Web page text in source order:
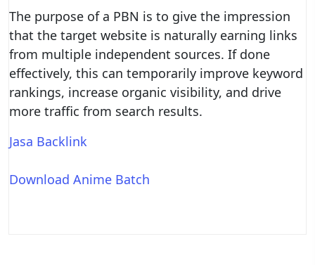
The purpose of a PBN is to give the impression
that the target website is naturally earning links
from multiple independent sources. If done
effectively, this can temporarily improve keyword
rankings, increase organic visibility, and drive
more traffic from search results.
Jasa Backlink
Download Anime Batch